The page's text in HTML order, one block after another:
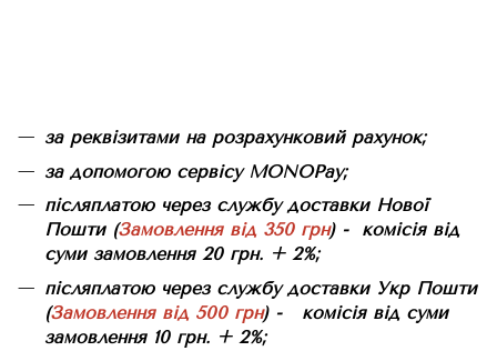
за реквізитами на розрахунковий рахунок;
за допомогою сервісу MONOPay;
післяплатою через службу доставки Нової
Пошти (Замовлення від 350 грн) - комісія від
суми замовлення 20 грн. + 2%;
післяплатою через службу доставки Укр Пошти
(Замовлення від 500 грн) - комісія від суми
замовлення 10 грн. + 2%;